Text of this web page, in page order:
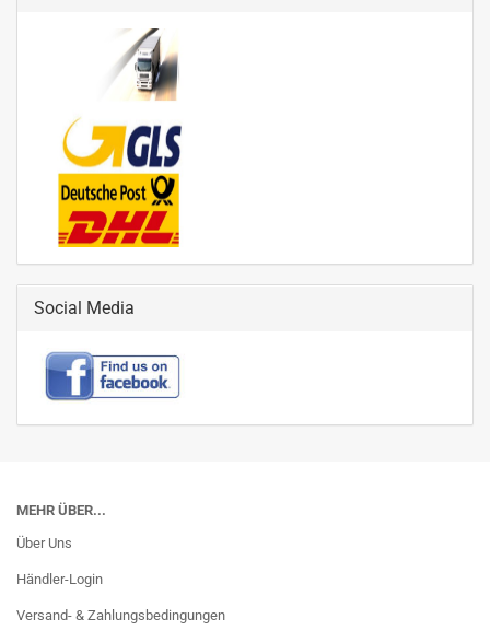
Social Media
MEHR ÜBER...
Über Uns
Händler-Login
Versand- & Zahlungsbedingungen